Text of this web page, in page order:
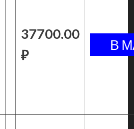
37700.00
₽